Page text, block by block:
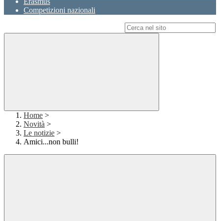
Competizioni nazionali
Home >
Novità >
Le notizie >
Amici...non bulli!